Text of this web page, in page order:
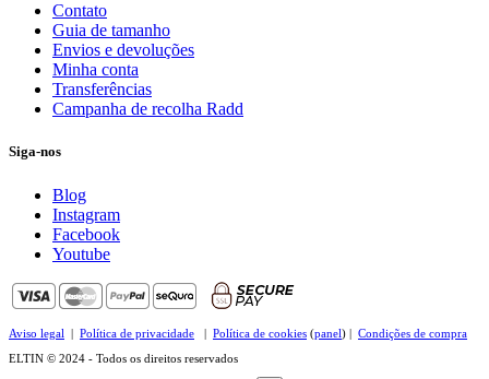
Contato
Guia de tamanho
Envios e devoluções
Minha conta
Transferências
Campanha de recolha Radd
Siga-nos
Blog
Instagram
Facebook
Youtube
Aviso legal | Política de privacidade | Política de cookies (panel) | Condições de compra
ELTIN © 2024 - Todos os direitos reservados